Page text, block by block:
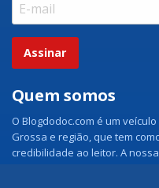
Assinar
Quem somos
O Blogdodoc.com é um
Grossa e região, que tem
credibilidade ao leitor. A
nossos leitores tenham